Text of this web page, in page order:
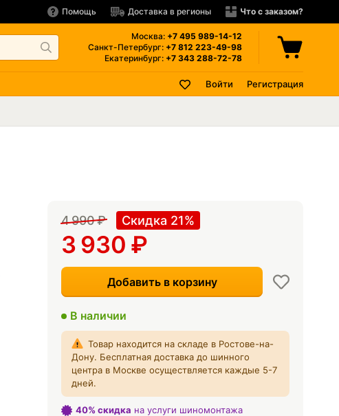
Помощь Доставка в регионы Что с заказом?
Москва: +7 495 989-14-12
Санкт-Петербург: +7 812 223-49-98
Екатеринбург: +7 343 288-72-78
Войти Регистрация
4 990₽ Скидка 21%
3 930 ₽
Добавить в корзину
В наличии
Товар находится на складе в Ростове-на-
Дону. Бесплатная доставка до шинного
центра в Москве осуществляется каждые 5-7
дней.
40% скидка на услуги шиномонтажа